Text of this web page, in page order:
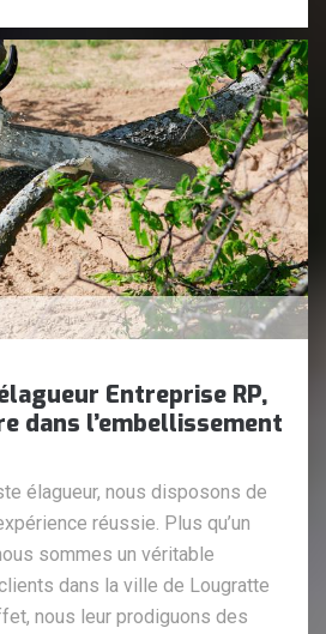
Entreprise RP,
dans l’embellissement
élagueur, nous disposons de
réussie. Plus qu’un
sommes un véritable
dans la ville de Lougratte
nous leur prodiguons des